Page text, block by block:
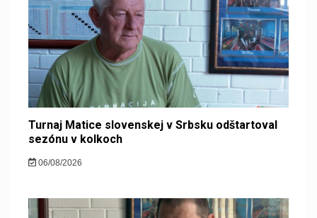
Turnaj Matice slovenskej v Srbsku odštartoval
sezónu v kolkoch
06/08/2026